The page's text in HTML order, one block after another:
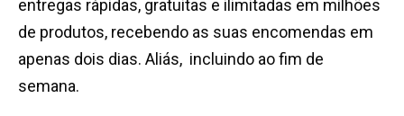
entregas rápidas, gratuitas e ilimitadas em milhões
de produtos, recebendo as suas encomendas em
apenas dois dias. Aliás, incluindo ao fim de
semana.